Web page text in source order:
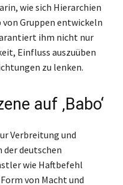
wie sich Hierarchien
Gruppen entwickeln
ihm nicht nur
Einfluss auszuüben
zu lenken.
auf ‚Babo‘
Verbreitung und
der deutschen
wie Haftbefehl
von Macht und